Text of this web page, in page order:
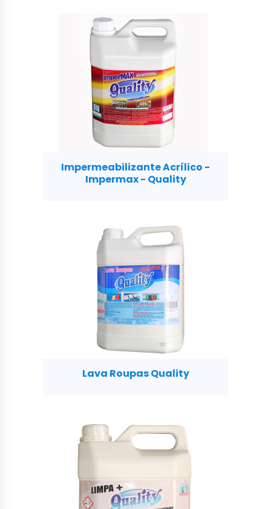
Impermeabilizante Acrílico -
Impermax - Quality
Lava Roupas Quality